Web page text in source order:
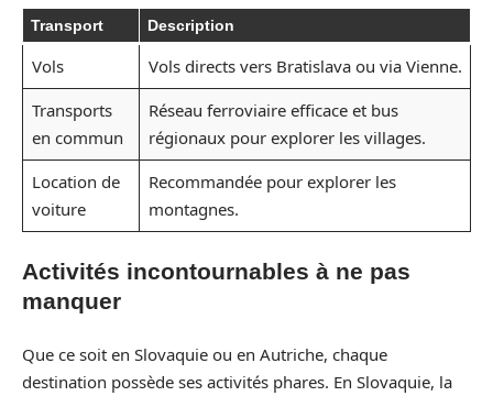
Transport Description
Vols
Vols directs vers Bratislava ou via Vienne.
Transports
en commun
Réseau ferroviaire efficace et bus
régionaux pour explorer les villages.
Location de
voiture
Recommandée pour explorer les
montagnes.
Activités incontournables à ne pas
manquer
Que ce soit en Slovaquie ou en Autriche, chaque
destination possède ses activités phares. En Slovaquie, la